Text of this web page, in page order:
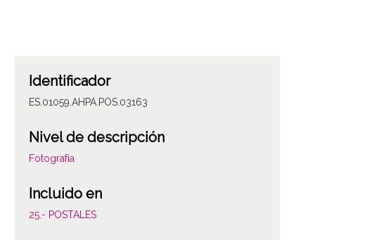
Identificador
ES.01059.AHPA.POS.03163
Nivel de descripción
Fotografía
Incluido en
25.- POSTALES